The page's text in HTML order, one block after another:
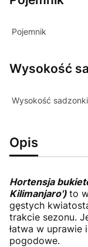
Pojemnik
Wysokość
Wysokość sadzonki
Opis
Hortensja
Kilimanjaro') to
gęstych
trakcie sezonu.
łatwa w uprawie
pogodowe.